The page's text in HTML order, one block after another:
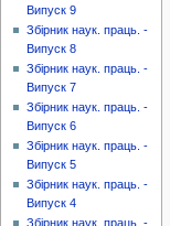
Випуск 9
Збірник наук. праць. -
Випуск 8
Збірник наук. праць. -
Випуск 7
Збірник наук. праць. -
Випуск 6
Збірник наук. праць. -
Випуск 5
Збірник наук. праць. -
Випуск 4
Збірник наук. праць. -